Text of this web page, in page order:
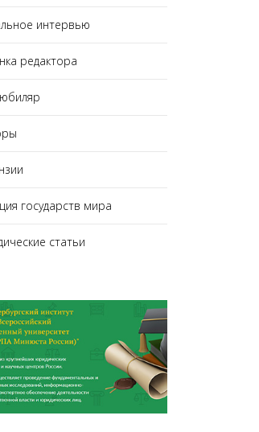
интервью
редактора
государств мира
статьи